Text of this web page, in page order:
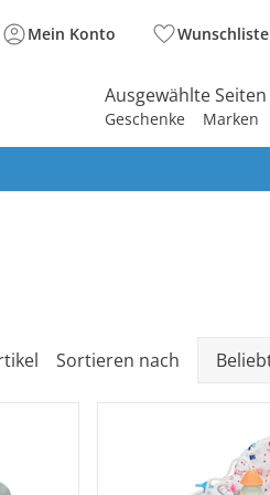
Mein Konto Wunschliste
Ausgewählte Seiten
Geschenke Marken
Sortieren nach